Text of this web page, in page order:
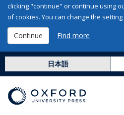
clicking "continue" or continue using
of cookies. You can change the
Continue Find more
日本語